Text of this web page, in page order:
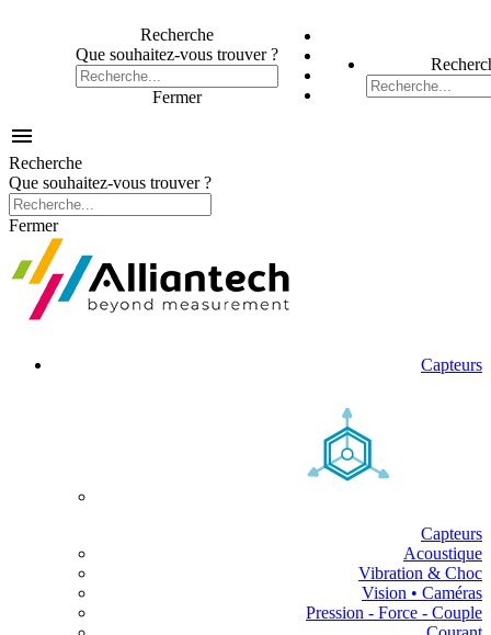
Recherche
Que souhaitez-vous trouver ?
Fermer

Recherche
Que souhaitez-vous trouver ?
Fermer
Capteurs
Capteurs
Acoustique
Vibration & Choc
Vision • Caméras
Pression - Force - Couple